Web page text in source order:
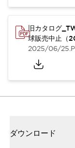
旧カタログ
球販売中止（
2025/06/25
ダウンロード